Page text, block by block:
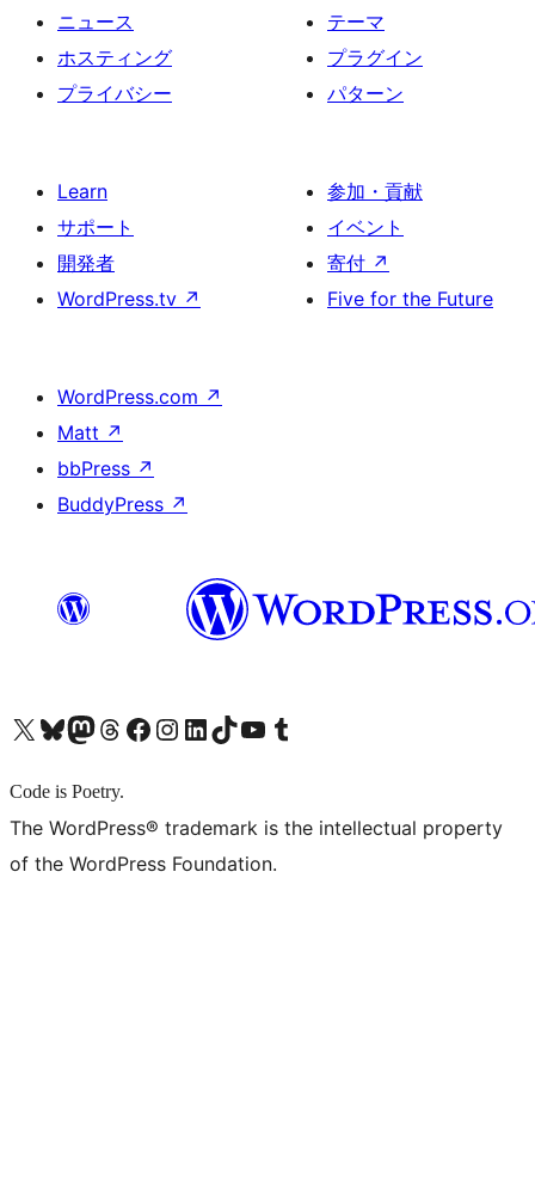
ニュース
ホスティング
プライバシー
テーマ
プラグイン
パターン
Learn
サポート
開発者
WordPress.tv ↗
参加・貢献
イベント
寄付 ↗
Five for the Future
WordPress.com ↗
Matt ↗
bbPress ↗
BuddyPress ↗
X (旧 Twitter) アカウントへBluesky アカウントへMastodon アカウントへThreads アカウントへ Facebook ページへInstagram アカウントへ LinkedIn アカウントへTikTok アカウントへYouTube チャンネルへ Tumblr アカウントへ
Code is Poetry.
The WordPress® trademark is the intellectual property
of the WordPress Foundation.